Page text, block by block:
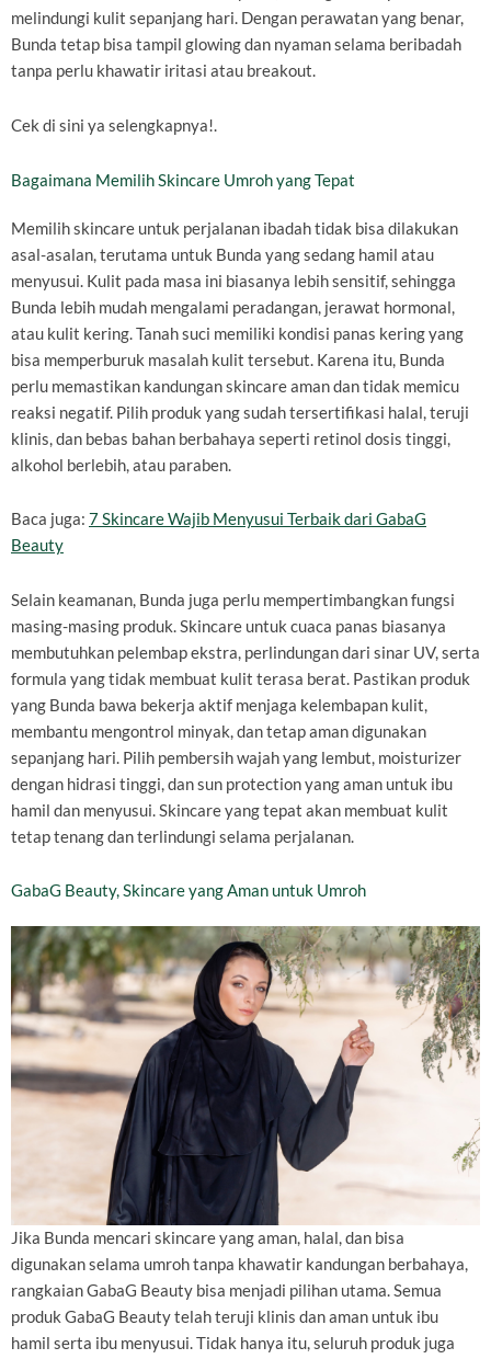
melindungi kulit sepanjang hari. Dengan perawatan yang benar,
Bunda tetap bisa tampil glowing dan nyaman selama beribadah
tanpa perlu khawatir iritasi atau breakout.
Cek di sini ya selengkapnya!.
Bagaimana Memilih Skincare Umroh yang Tepat
Memilih skincare untuk perjalanan ibadah tidak bisa dilakukan
asal-asalan, terutama untuk Bunda yang sedang hamil atau
menyusui. Kulit pada masa ini biasanya lebih sensitif, sehingga
Bunda lebih mudah mengalami peradangan, jerawat hormonal,
atau kulit kering. Tanah suci memiliki kondisi panas kering yang
bisa memperburuk masalah kulit tersebut. Karena itu, Bunda
perlu memastikan kandungan skincare aman dan tidak memicu
reaksi negatif. Pilih produk yang sudah tersertifikasi halal, teruji
klinis, dan bebas bahan berbahaya seperti retinol dosis tinggi,
alkohol berlebih, atau paraben.
Baca juga: 7 Skincare Wajib Menyusui Terbaik dari GabaG
Beauty
Selain keamanan, Bunda juga perlu mempertimbangkan fungsi
masing-masing produk. Skincare untuk cuaca panas biasanya
membutuhkan pelembap ekstra, perlindungan dari sinar UV, serta
formula yang tidak membuat kulit terasa berat. Pastikan produk
yang Bunda bawa bekerja aktif menjaga kelembapan kulit,
membantu mengontrol minyak, dan tetap aman digunakan
sepanjang hari. Pilih pembersih wajah yang lembut, moisturizer
dengan hidrasi tinggi, dan sun protection yang aman untuk ibu
hamil dan menyusui. Skincare yang tepat akan membuat kulit
tetap tenang dan terlindungi selama perjalanan.
GabaG Beauty, Skincare yang Aman untuk Umroh
Jika Bunda mencari skincare yang aman, halal, dan bisa
digunakan selama umroh tanpa khawatir kandungan berbahaya,
rangkaian GabaG Beauty bisa menjadi pilihan utama. Semua
produk GabaG Beauty telah teruji klinis dan aman untuk ibu
hamil serta ibu menyusui. Tidak hanya itu, seluruh produk juga